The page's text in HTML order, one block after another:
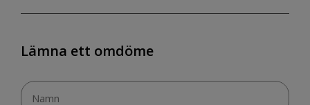
Lämna ett omdöme